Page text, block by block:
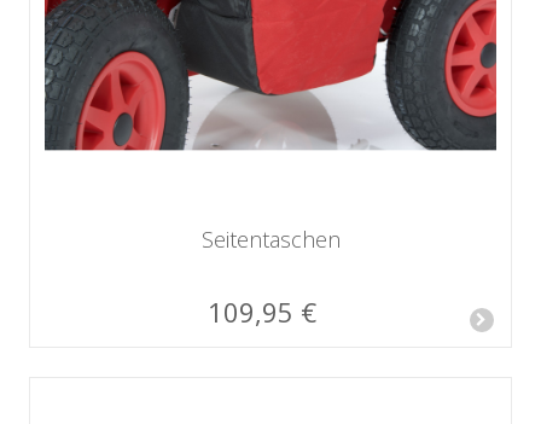
Seitentaschen
109,95 €